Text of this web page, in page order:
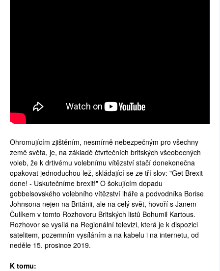
Ohromujícím zjištěním, nesmírně nebezpečným pro všechny
země světa, je, na základě čtvrtečních britských všeobecných
voleb, že k drtivému volebnímu vítězství stačí donekonečna
opakovat jednoduchou lež, skládající se ze tří slov: "Get Brexit
done! - Uskutečníme brexit!" O šokujícím dopadu
gobbelsovského volebního vítězství lháře a podvodníka Borise
Johnsona nejen na Británii, ale na celý svět, hovoří s Janem
Čulíkem v tomto Rozhovoru Britských listů Bohumil Kartous.
Rozhovor se vysílá na Regionální televizi, která je k dispozici
satelitem, pozemním vysíláním a na kabelu i na internetu, od
neděle 15. prosince 2019.
K tomu: